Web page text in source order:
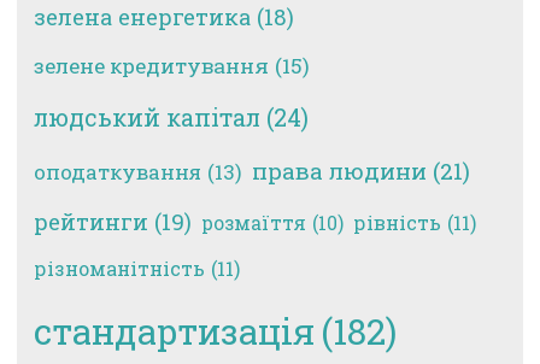
зелена енергетика (18)
зелене кредитування (15)
людський капітал (24)
оподаткування (13) права людини (21)
рейтинги (19) розмаїття (10) рівність (11)
різноманітність (11)
стандартизація (182)